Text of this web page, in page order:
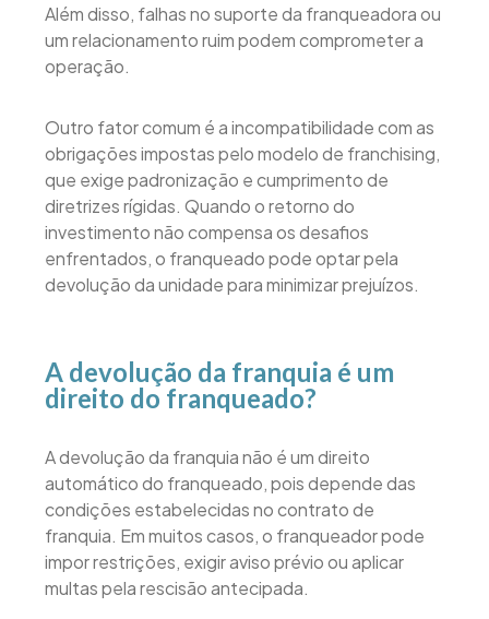
Além disso, falhas no suporte da franqueadora ou
um relacionamento ruim podem comprometer a
operação.
Outro fator comum é a incompatibilidade com as
obrigações impostas pelo modelo de franchising,
que exige padronização e cumprimento de
diretrizes rígidas. Quando o retorno do
investimento não compensa os desafios
enfrentados, o franqueado pode optar pela
devolução da unidade para minimizar prejuízos.
A devolução da franquia é um
direito do franqueado?
A devolução da franquia não é um direito
automático do franqueado, pois depende das
condições estabelecidas no contrato de
franquia. Em muitos casos, o franqueador pode
impor restrições, exigir aviso prévio ou aplicar
multas pela rescisão antecipada.